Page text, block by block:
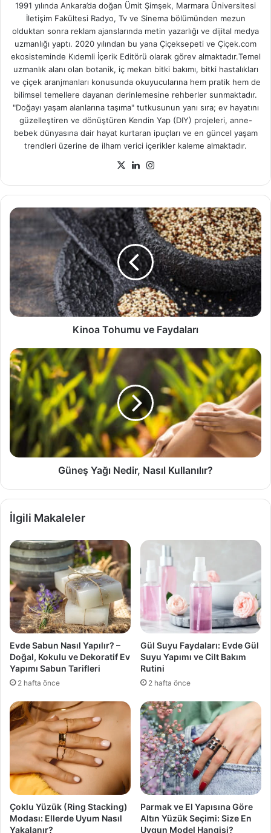
1991 yılında Ankara’da doğan Ümit Şimşek, Marmara Üniversitesi
İletişim Fakültesi Radyo, Tv ve Sinema bölümünden mezun
olduktan sonra reklam ajanslarında metin yazarlığı ve dijital medya
uzmanlığı yaptı. 2020 yılından bu yana Çiçeksepeti ve Çiçek.com
ekosisteminde Kıdemli İçerik Editörü olarak görev almaktadır.Temel
uzmanlık alanı olan botanik, iç mekan bitki bakımı, bitki hastalıkları
ve çiçek aranjmanları konusunda okuyucularına hem pratik hem de
bilimsel temellere dayanan derinlemesine rehberler sunmaktadır.
"Doğayı yaşam alanlarına taşıma" tutkusunun yanı sıra; ev hayatını
güzelleştiren ve dönüştüren Kendin Yap (DIY) projeleri, anne-
bebek dünyasına dair hayat kurtaran ipuçları ve en güncel yaşam
trendleri üzerine de ilham verici içerikler kaleme almaktadır.
X LinkedIn
Kinoa
Tohumu
Kinoa Tohumu ve Faydaları
Güneş
Yağı
Nedir,
Nasıl
Kullanılır?
Güneş Yağı Nedir, Nasıl Kullanılır?
İlgili Makaleler
Evde Sabun Nasıl Yapılır? –
Doğal, Kokulu ve Dekoratif Ev
Yapımı Sabun Tarifleri
2 hafta önce
Gül Suyu Faydaları: Evde Gül
Suyu Yapımı ve Cilt Bakım
Rutini
2 hafta önce
Çoklu Yüzük (Ring Stacking)
Modası: Ellerde Uyum Nasıl
Yakalanır?
Parmak ve El Yapısına Göre
Altın Yüzük Seçimi: Size En
Uygun Model Hangisi?